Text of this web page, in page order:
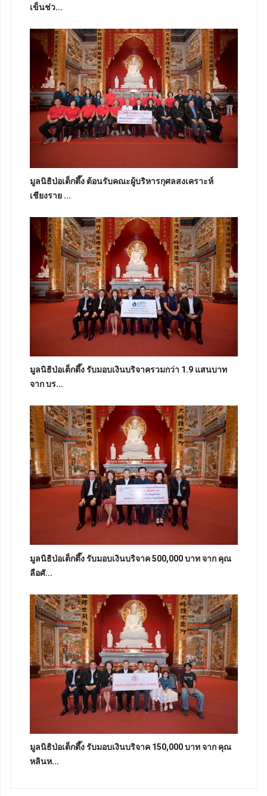
เข็นช่ว...
มูลนิธิป่อเต็กตึ๊ง ต้อนรับคณะผู้บริหารกุศลสงเคราะห์
เชียงราย ...
มูลนิธิป่อเต็กตึ๊ง รับมอบเงินบริจาครวมกว่า 1.9 แสนบาท
จาก บร...
มูลนิธิป่อเต็กตึ๊ง รับมอบเงินบริจาค 500,000 บาท จาก คุณ
ลือศั...
มูลนิธิป่อเต็กตึ๊ง รับมอบเงินบริจาค 150,000 บาท จาก คุณ
หลินห...